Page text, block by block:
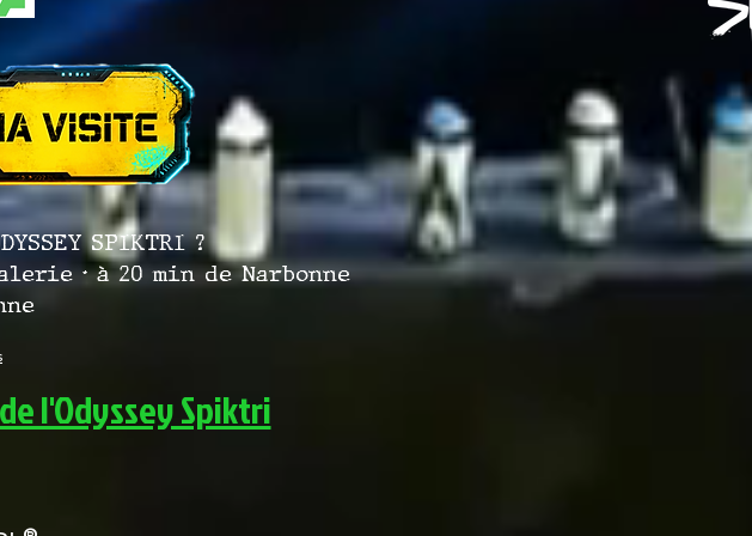
SPIKTRI ?
• à 20 min de Narbonne
l'Odyssey Spiktri